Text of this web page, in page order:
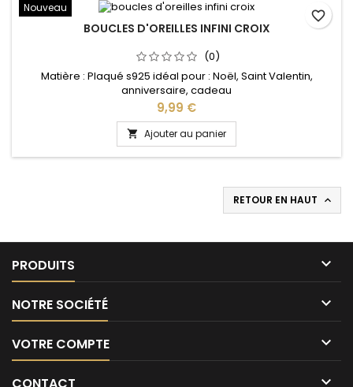
Nouveau
BOUCLES D'OREILLES INFINI CROIX
(0)
Matière : Plaqué s925 idéal pour : Noël, Saint Valentin,
anniversaire, cadeau
Prix
9,99 €
 Ajouter au panier
favorite_border
RETOUR EN HAUT 
PRODUITS 
NOTRE SOCIÉTÉ 
VOTRE COMPTE 
CONTACT 